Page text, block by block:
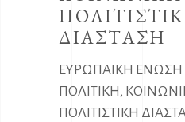
ΔΙΑΣΤΑΣΗ
ΕΥΡΩΠΑΙΚΗ ΕΝΩΣΗ
ΠΟΛΙΤΙΚΗ,
ΠΟΛΙΤΙΣΤΙΚΗ